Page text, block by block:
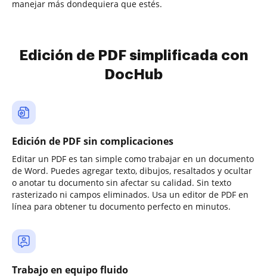
manejar más dondequiera que estés.
Edición de PDF simplificada con
DocHub
Edición de PDF sin complicaciones
Editar un PDF es tan simple como trabajar en un documento
de Word. Puedes agregar texto, dibujos, resaltados y ocultar
o anotar tu documento sin afectar su calidad. Sin texto
rasterizado ni campos eliminados. Usa un editor de PDF en
línea para obtener tu documento perfecto en minutos.
Trabajo en equipo fluido